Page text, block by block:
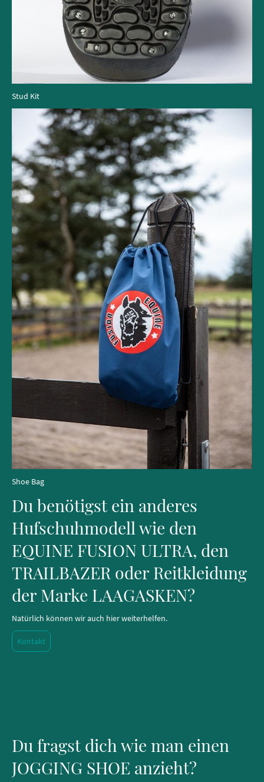
Stud Kit
Shoe Bag
Du benötigst ein anderes
Hufschuhmodell wie den
EQUINE FUSION ULTRA, den
TRAILBAZER oder Reitkleidung
der Marke LAAGASKEN?
Natürlich können wir auch hier weiterhelfen.
Kontakt
Du fragst dich wie man einen
JOGGING SHOE anzieht?